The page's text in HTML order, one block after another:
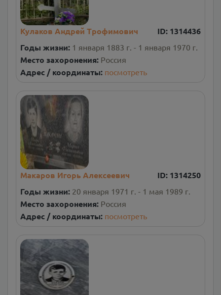
Кулаков Андрей Трофимович ID: 1314436
Годы жизни: 1 января 1883 г. - 1 января 1970 г.
Место захоронения: Россия
Адрес / координаты: посмотреть
Макаров Игорь Алексеевич ID: 1314250
Годы жизни: 20 января 1971 г. - 1 мая 1989 г.
Место захоронения: Россия
Адрес / координаты: посмотреть